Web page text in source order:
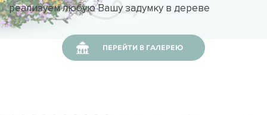
реализуем любую Вашу задумку в дереве
ПЕРЕЙТИ В ГАЛЕРЕЮ